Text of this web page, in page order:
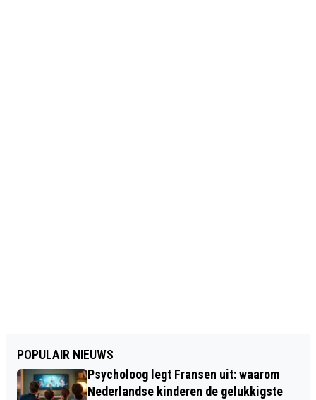
POPULAIR NIEUWS
Psycholoog legt Fransen uit: waarom
Nederlandse kinderen de gelukkigste